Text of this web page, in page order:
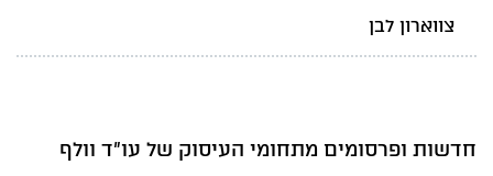
צווארון לבן
חדשות ופרסומים מתחומי העיסוק של עו"ד וולף